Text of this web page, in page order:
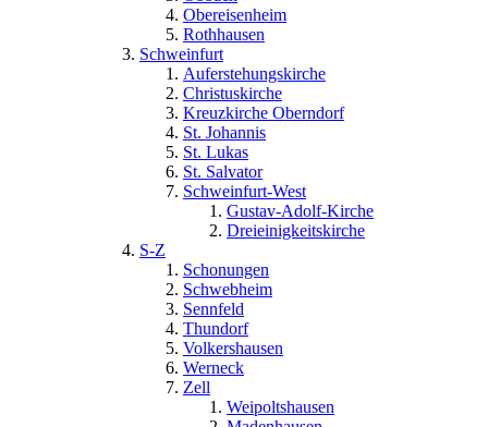
Obereisenheim
Rothhausen
Schweinfurt
Auferstehungskirche
Christuskirche
Kreuzkirche Oberndorf
St. Johannis
St. Lukas
St. Salvator
Schweinfurt-West
Gustav-Adolf-Kirche
Dreieinigkeitskirche
S-Z
Schonungen
Schwebheim
Sennfeld
Thundorf
Volkershausen
Werneck
Zell
Weipoltshausen